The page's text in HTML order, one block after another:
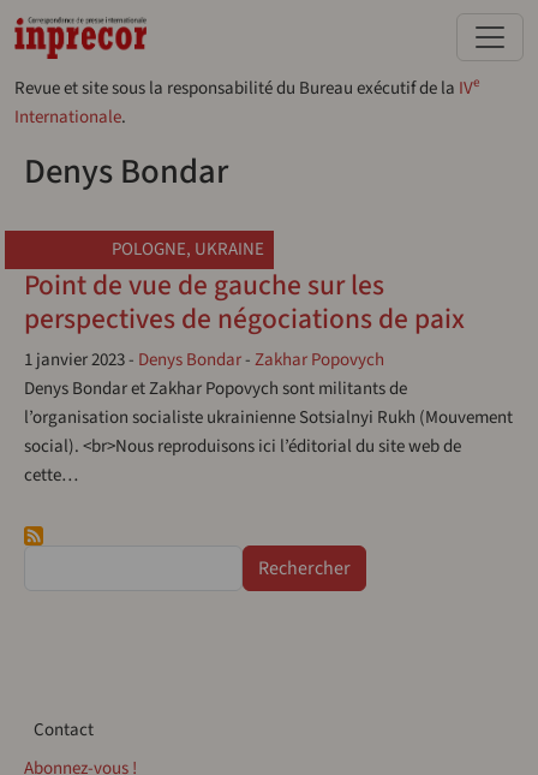
Aller au contenu principal
Revue et site sous la responsabilité du Bureau exécutif de la IVe
Internationale.
Denys Bondar
POLOGNE, UKRAINE
Point de vue de gauche sur les
perspectives de négociations de paix
1 janvier 2023- Denys Bondar-Zakhar Popovych
Denys Bondar et Zakhar Popovych sont militants de
l’organisation socialiste ukrainienne Sotsialnyi Rukh (Mouvement
social). <br>Nous reproduisons ici l’éditorial du site web de
cette…
Contact
Contact
Abonnez-vous !